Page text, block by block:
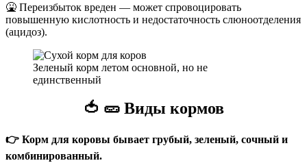
🤮 Переизбыток вреден — может спровоцировать
повышенную кислотность и недостаточность слюноотделения
(ацидоз).
Зеленый корм летом основной, но не
единственный
🍅 🥒 Виды кормов
👉 Корм для коровы бывает грубый, зеленый, сочный и
комбинированный.